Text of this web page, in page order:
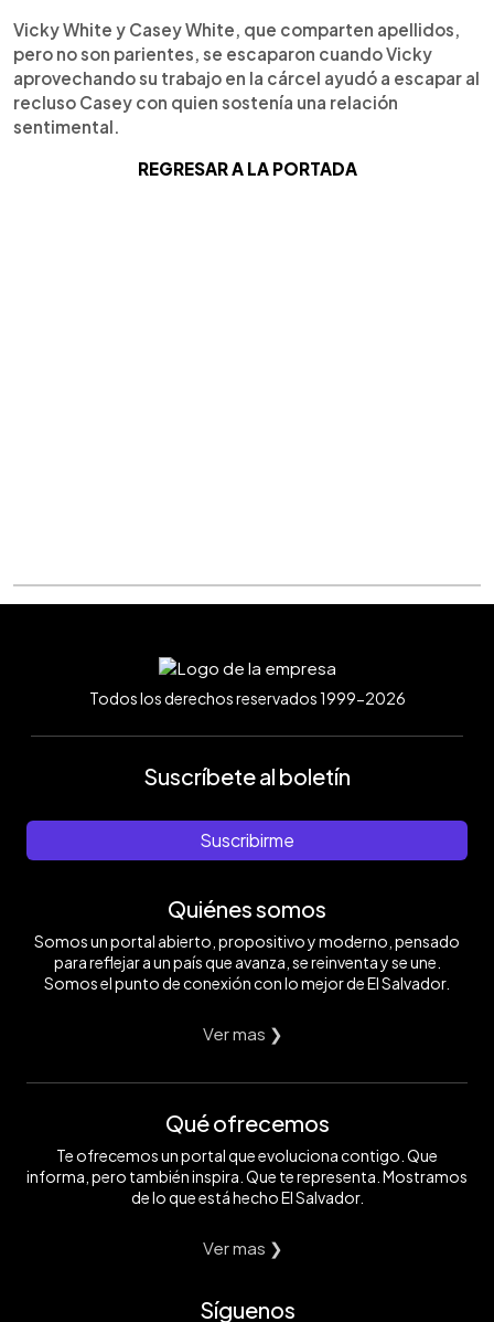
Vicky White y Casey White, que comparten apellidos,
pero no son parientes, se escaparon cuando Vicky
aprovechando su trabajo en la cárcel ayudó a escapar al
recluso Casey con quien sostenía una relación
sentimental.
REGRESAR A LA PORTADA
Todos los derechos reservados 1999-2026
Suscríbete al boletín
Suscribirme
Quiénes somos
Somos un portal abierto, propositivo y moderno, pensado
para reflejar a un país que avanza, se reinventa y se une.
Somos el punto de conexión con lo mejor de El Salvador.
Ver mas ❯
Qué ofrecemos
Te ofrecemos un portal que evoluciona contigo. Que
informa, pero también inspira. Que te representa. Mostramos
de lo que está hecho El Salvador.
Ver mas ❯
Síguenos